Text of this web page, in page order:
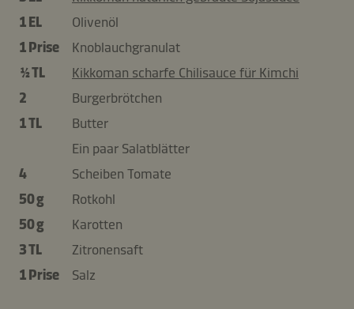
1 EL
Olivenöl
1 Prise
Knoblauchgranulat
½ TL
Kikkoman scharfe Chilisauce für Kimchi
2
Burgerbrötchen
1 TL
Butter
Ein paar Salatblätter
4
Scheiben Tomate
50 g
Rotkohl
50 g
Karotten
3 TL
Zitronensaft
1 Prise
Salz